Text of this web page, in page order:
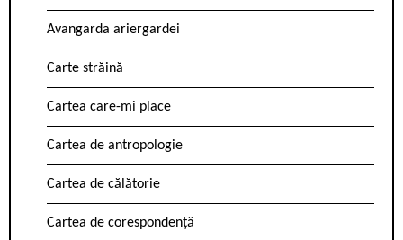
Avangarda ariergardei
Carte străină
Cartea care-mi place
Cartea de antropologie
Cartea de călătorie
Cartea de corespondență